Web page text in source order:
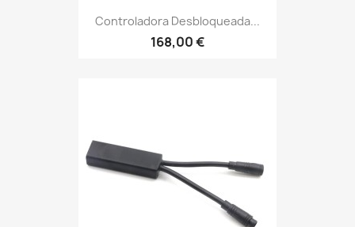
Controladora Desbloqueada...
168,00 €